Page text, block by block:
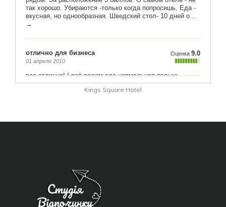
Kings Square Hotel